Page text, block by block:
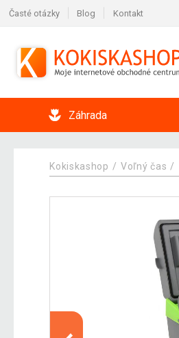
Časté otázky Blog Kontakt
Záhrada
Kokiskashop Voľný čas